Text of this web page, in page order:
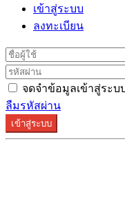
เข้าสู่ระบบ
ลงทะเบียน
จดจำข้อมูลเข้าสู่ระบ
ลืมรหัสผ่าน
เข้าสู่ระบบ